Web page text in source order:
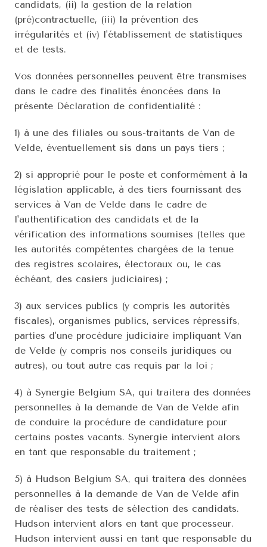
candidats, (ii) la gestion de la relation
(pré)contractuelle, (iii) la prévention des
irrégularités et (iv) l'établissement de statistiques
et de tests.
Vos données personnelles peuvent être transmises
dans le cadre des finalités énoncées dans la
présente Déclaration de confidentialité :
1) à une des filiales ou sous-traitants de Van de
Velde, éventuellement sis dans un pays tiers ;
2) si approprié pour le poste et conformément à la
législation applicable, à des tiers fournissant des
services à Van de Velde dans le cadre de
l'authentification des candidats et de la
vérification des informations soumises (telles que
les autorités compétentes chargées de la tenue
des registres scolaires, électoraux ou, le cas
échéant, des casiers judiciaires) ;
3) aux services publics (y compris les autorités
fiscales), organismes publics, services répressifs,
parties d'une procédure judiciaire impliquant Van
de Velde (y compris nos conseils juridiques ou
autres), ou tout autre cas requis par la loi ;
4) à Synergie Belgium SA, qui traitera des données
personnelles à la demande de Van de Velde afin
de conduire la procédure de candidature pour
certains postes vacants. Synergie intervient alors
en tant que responsable du traitement ;
5) à Hudson Belgium SA, qui traitera des données
personnelles à la demande de Van de Velde afin
de réaliser des tests de sélection des candidats.
Hudson intervient alors en tant que processeur.
Hudson intervient aussi en tant que responsable du